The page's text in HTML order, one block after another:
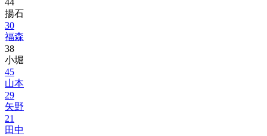
44
揚石
30
福森
38
小堀
45
山本
29
矢野
21
田中